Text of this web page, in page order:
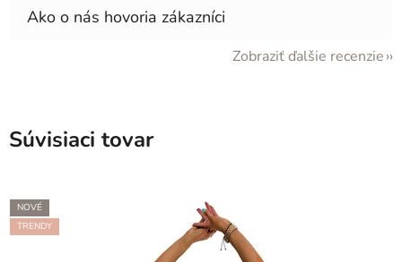
Zobraziť ďalšie recenzie
Súvisiaci tovar
NOVÉ
TRENDY